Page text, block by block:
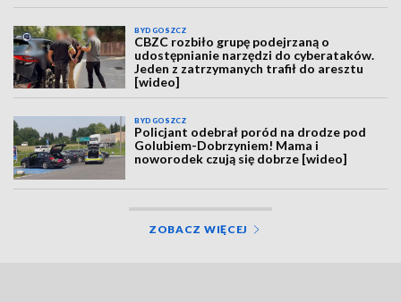
BYDGOSZCZ
CBZC rozbiło grupę podejrzaną o
udostępnianie narzędzi do cyberataków.
Jeden z zatrzymanych trafił do aresztu
[wideo]
BYDGOSZCZ
Policjant odebrał poród na drodze pod
Golubiem-Dobrzyniem! Mama i
noworodek czują się dobrze [wideo]
ZOBACZ WIĘCEJ